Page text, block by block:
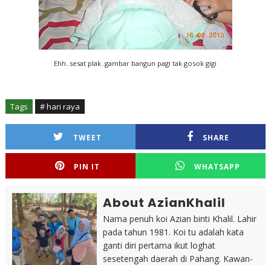
Ehh..sesat plak..gambar bangun pagi tak gosok gigi
Tags # hari raya
TWEET SHARE
PIN IT WHATSAPP
About AzianKhalil
Nama penuh koi Azian binti Khalil. Lahir
pada tahun 1981. Koi tu adalah kata
ganti diri pertama ikut loghat
sesetengah daerah di Pahang. Kawan-